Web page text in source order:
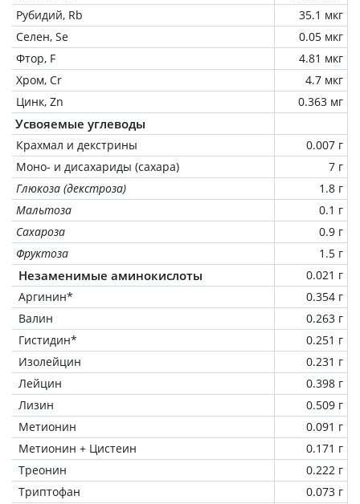
Рубидий, Rb
35.1 мкг
Селен, Se
0.05 мкг
Фтор, F
4.81 мкг
Хром, Cr
4.7 мкг
Цинк, Zn
0.363 мг
Усвояемые углеводы
Крахмал и декстрины
0.007 г
Моно- и дисахариды (сахара)
7 г
Глюкоза (декстроза)
1.8 г
Мальтоза
0.1 г
Сахароза
0.9 г
Фруктоза
1.5 г
Незаменимые аминокислоты
0.021 г
Аргинин*
0.354 г
Валин
0.263 г
Гистидин*
0.251 г
Изолейцин
0.231 г
Лейцин
0.398 г
Лизин
0.509 г
Метионин
0.091 г
Метионин + Цистеин
0.171 г
Треонин
0.222 г
Триптофан
0.073 г